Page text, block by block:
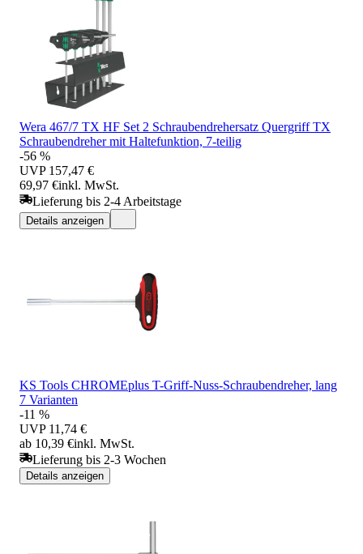
Wera 467/7 TX HF Set 2 Schraubendrehersatz Quergriff TX
Schraubendreher mit Haltefunktion, 7-teilig
-56 %
UVP 157,47 €
69,97 €inkl. MwSt.
Lieferung bis 2-4 Arbeitstage
Details anzeigen
KS Tools CHROMEplus T-Griff-Nuss-Schraubendreher, lang
7 Varianten
-11 %
UVP 11,74 €
ab 10,39 €inkl. MwSt.
Lieferung bis 2-3 Wochen
Details anzeigen